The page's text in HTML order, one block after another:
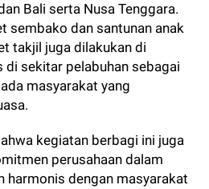
Bali serta Nusa Tenggara.
sembako dan santunan anak
takjil juga dilakukan di
sekitar pelabuhan sebagai
masyarakat yang
kegiatan berbagi ini juga
perusahaan dalam
harmonis dengan masyarakat